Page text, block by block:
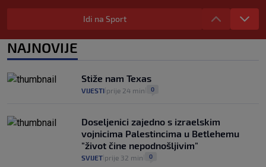
Selidba je jedno od stresnijih iskustava.
Evo aktualnih cijena i nekoliko savjeta
0
automobilom na Hvar iz Zagreba, a
koliko iz Osijeka
2. kol.
Idi na Sport
NAJNOVIJE
Stiže nam Texas
VIJESTI prije 24 min 0
Doseljenici zajedno s izraelskim
vojnicima Palestincima u Betlehemu
"život čine nepodnošljivim"
SVIJET prije 32 min 0